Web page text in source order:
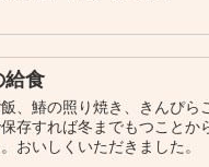
給食
、鰆の照り焼き、きんぴら
存すれば冬までもつことか
おいしくいただきました。